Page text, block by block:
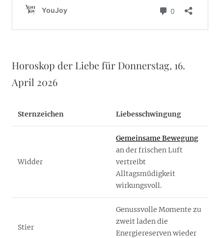
Horoskop der Liebe für Donnerstag, 16.
April 2026
Sternzeichen Liebesschwingung
Widder
Gemeinsame Bewegung
an der frischen Luft
vertreibt
Alltagsmüdigkeit
wirkungsvoll.
Stier
Genussvolle Momente zu
zweit laden die
Energiereserven wieder